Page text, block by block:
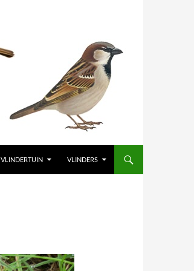
VLINDERTUIN VLINDERS